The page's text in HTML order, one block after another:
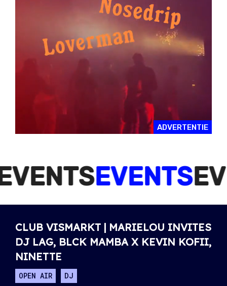
ADVERTENTIE
EVENTS
CLUB VISMARKT | MARIELOU INVITES
DJ LAG, BLCK MAMBA X KEVIN KOFII,
NINETTE
OPEN AIR DJ